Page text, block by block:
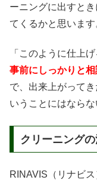
ーニングに出すと
てくるかと思います
「このように仕上
事前にしっかりと相
で、出来上がって
いうことにはならな
クリーニング
RINAVIS（リナビ